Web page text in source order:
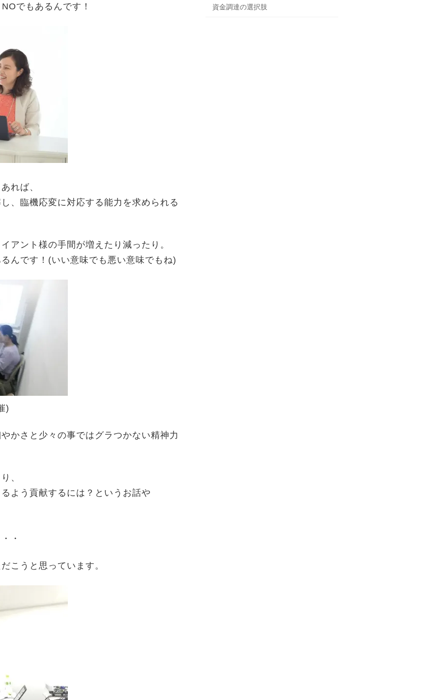
でもあるんです！
れば、
、臨機応変に対応する能力を求められる
アント様の手間が増えたり減ったり。
んです！(いい意味でも悪い意味でもね)
)
かさと少々の事ではグラつかない精神力
、
よう貢献するには？というお話や
・
こうと思っています。
資金調達の選択肢